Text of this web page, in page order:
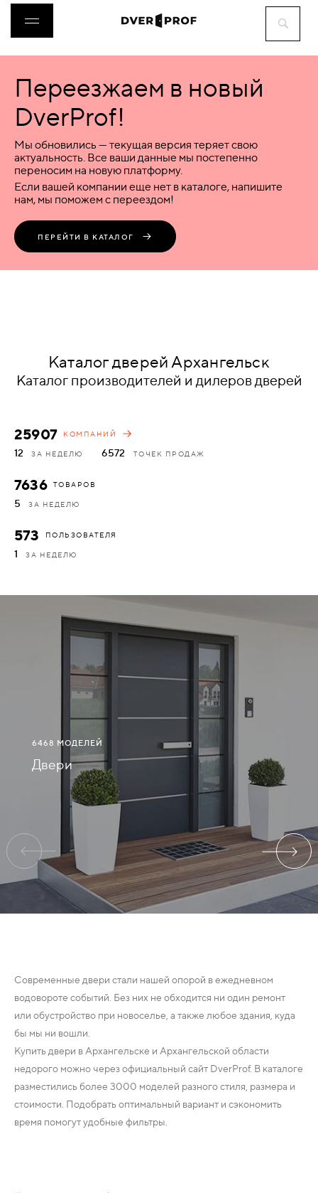
ДВЕРИ
ФУРНИТУРА
ВОРОТА
ПЕРЕГОРОДКИ
КОМПЛЕКТУЮЩИЕ
"УМНЫЙ
ДОМ"
ИНТЕРЕСНЫЕ
СТАТЬИ
СВЯЗАТЬСЯ
ВОЙТИ
АРХАНГЕЛЬСК
Переезжаем в новый
DverProf!
Мы обновились — текущая версия теряет свою
актуальность. Все ваши данные мы постепенно
переносим на новую платформу.
Если вашей компании еще нет в каталоге, напишите
нам, мы поможем с переездом!
ПЕРЕЙТИ В КАТАЛОГ
Каталог дверей Архангельск
Каталог производителей и дилеров дверей
25907 КОМПАНИЙ
12 ЗА НЕДЕЛЮ 6572 ТОЧЕК ПРОДАЖ
7636 ТОВАРОВ
5 ЗА НЕДЕЛЮ
573 ПОЛЬЗОВАТЕЛЯ
1 ЗА НЕДЕЛЮ
6468 МОДЕЛЕЙ
Двери
Современные двери стали нашей опорой в ежедневном
водовороте событий. Без них не обходится ни один ремонт
или обустройство при новоселье, а также любое здания, куда
бы мы ни вошли.
Купить двери в Архангельске и Архангельской области
недорого можно через официальный сайт DverProf. В каталоге
разместились более 3000 моделей разного стиля, размера и
стоимости. Подобрать оптимальный вариант и сэкономить
время помогут удобные фильтры.